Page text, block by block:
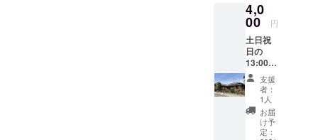
ださ
い。 ＊
欄」に
どのよ
うにご
利用さ
れたい
か（○○
セミ
ナー、
お稽古
祝い植
物に広
告欄を
作って
お名前
や会社
名、
サービ
ス内容
などを
記載い
ただけ
4,0
00 円
土日祝
日の
13:00～
17：00
まで、
ヨリド
コロ板
間3部屋
をお使
支援
者：
1人
お届
け予
定：